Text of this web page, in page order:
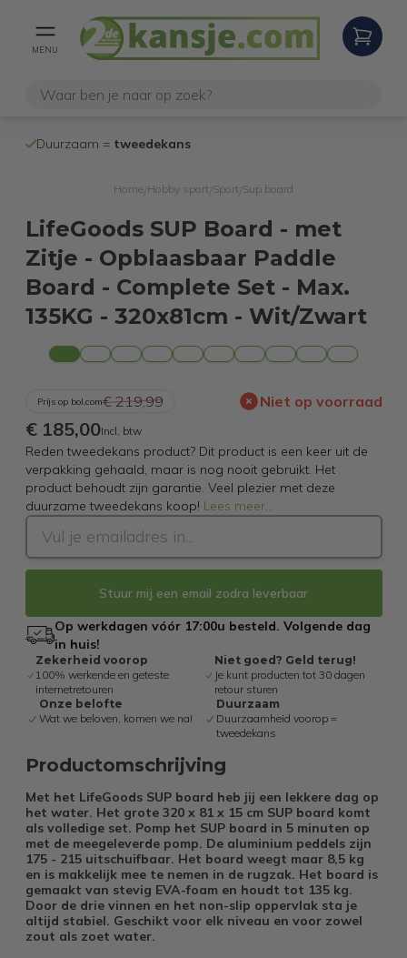
MENU
Duurzaam = tweedekans
Home Hobby sport Sport Sup board
LifeGoods SUP Board - met
Zitje - Opblaasbaar Paddle
Board - Complete Set - Max.
135KG - 320x81cm - Wit/Zwart
Prijs op bol.com€ 219,99 Niet op voorraad
€ 185,00Incl. btw
Reden tweedekans product? Dit product is een keer uit de
verpakking gehaald, maar is nog nooit gebruikt. Het
product behoudt zijn garantie. Veel plezier met deze
duurzame tweedekans koop! Lees meer...
Stuur mij een email zodra leverbaar
Op werkdagen vóór 17:00u besteld. Volgende dag
in huis!
Zekerheid voorop
100% werkende en geteste
internetretouren
Niet goed? Geld terug!
Je kunt producten tot 30 dagen
retour sturen
Onze belofte
Wat we beloven, komen we na!
Duurzaam
Duurzaamheid voorop =
tweedekans
Productomschrijving
Met het LifeGoods SUP board heb jij een lekkere dag op
het water. Het grote 320 x 81 x 15 cm SUP board komt
als volledige set. Pomp het SUP board in 5 minuten op
met de meegeleverde pomp. De aluminium peddels zijn
175 - 215 uitschuifbaar. Het board weegt maar 8,5 kg
en is makkelijk mee te nemen in de rugzak. Het board is
gemaakt van stevig EVA-foam en houdt tot 135 kg.
Door de drie vinnen en het non-slip oppervlak sta je
altijd stabiel. Geschikt voor elk niveau en voor zowel
zout als zoet water.